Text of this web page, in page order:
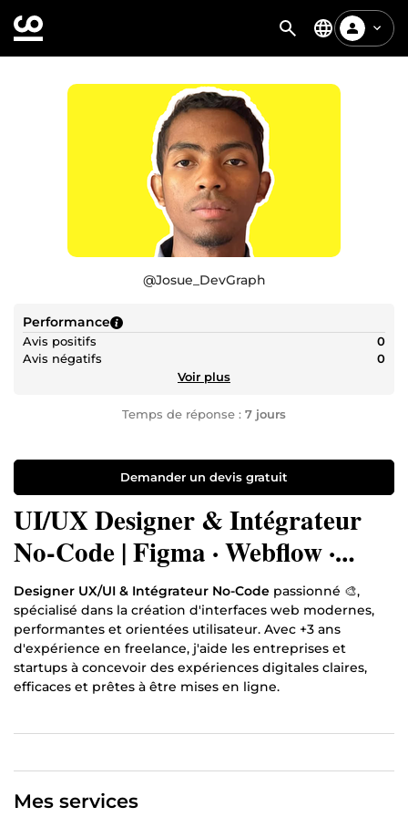
@Josue_DevGraph
Performance
Avis positifs
0
Avis négatifs
0
Voir plus
Temps de réponse : 7 jours
Demander un devis gratuit
UI/UX Designer & Intégrateur
No-Code | Figma · Webflow ·
WordPress · Shopify
Designer UX/UI & Intégrateur No-Code passionné 🎨,
spécialisé dans la création d'interfaces web modernes,
performantes et orientées utilisateur. Avec +3 ans
d'expérience en freelance, j'aide les entreprises et
startups à concevoir des expériences digitales claires,
efficaces et prêtes à être mises en ligne.
UI/UX, et des plateformes No-Code commeWebflow,
haute fidélitéjusqu'au site en ligne, je gère l'ensemble
du processus sans une seule ligne de code.
Mes services